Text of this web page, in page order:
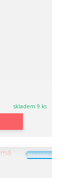
skladem 9 ks
Novinka